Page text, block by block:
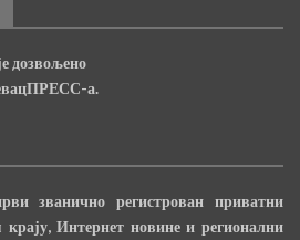
дозвољено
а.
званично регистрован приватни
Интернет новине и регионални